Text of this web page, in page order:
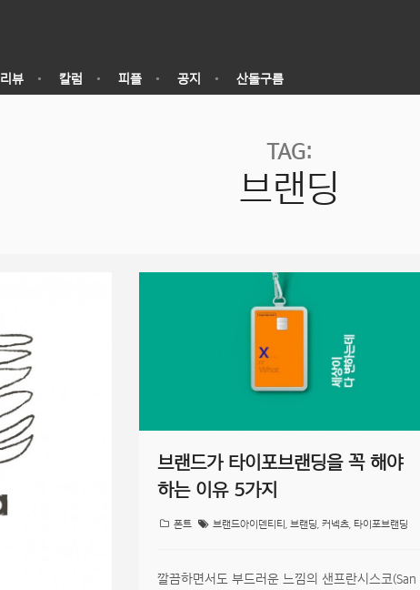
리뷰 칼럼 피플 공지 산돌구름
TAG:
브랜딩
브랜드가 타이포브랜딩을 꼭 해야
하는 이유 5가지
폰트 브랜드아이덴티티 브랜딩 커넥츠 타이포브랜딩
깔끔하면서도 부드러운 느낌의 샌프란시스코(San